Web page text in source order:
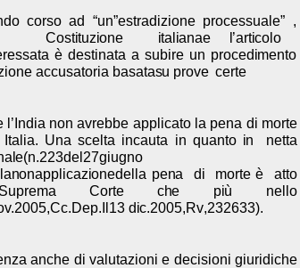
corso ad “un”estradizione processuale” ,
Costituzione ital ianae ’artico lo
è destinata a subire un procedimento
accusatoria basatasu prove certe
l’India non avrebbe applicato la pena di morte
Una scelta incauta in quanto in netta
a le(n.223del 27giugno
anonappl icazionedella pena di morteè
atto
Suprema Corte che più nello
v.2005,Cc.Dep. 13 dic.2005,Rv,232633).
anche di valutazioni e decisioni giuridiche